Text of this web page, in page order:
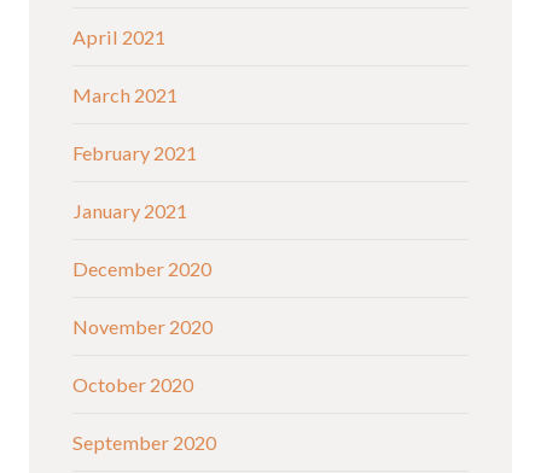
April 2021
March 2021
February 2021
January 2021
December 2020
November 2020
October 2020
September 2020